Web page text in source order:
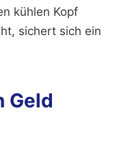
kühlen Kopf
sichert sich ein
Geld